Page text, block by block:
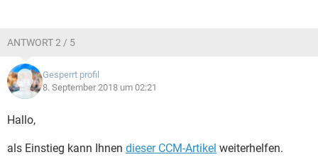
ANTWORT 2 / 5
Gesperrt profil
8. September 2018 um 02:21
Hallo,
als Einstieg kann Ihnen dieser CCM-Artikel weiterhelfen.